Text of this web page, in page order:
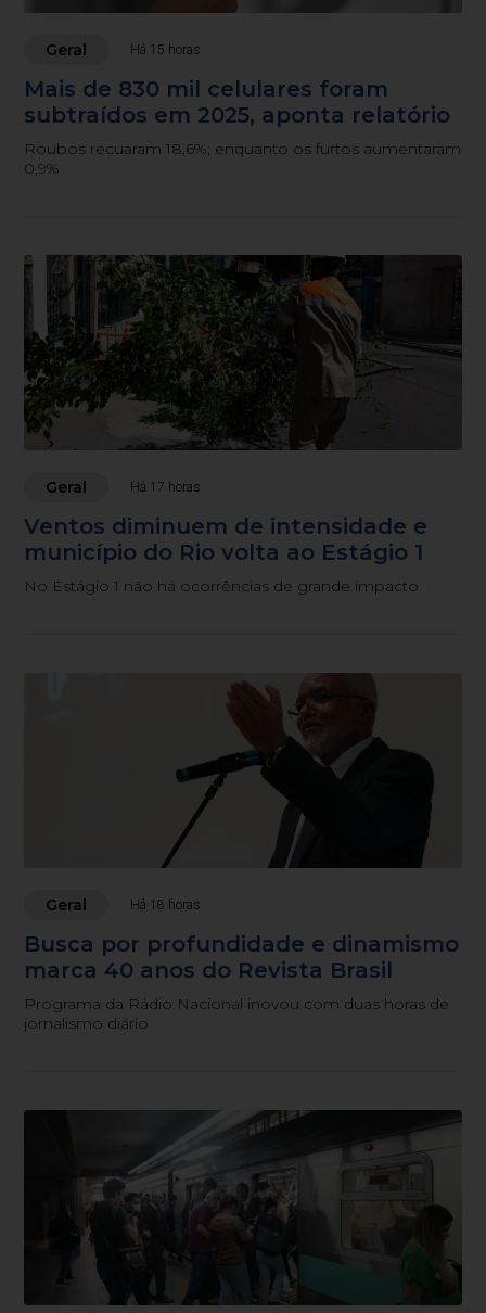
Geral Há 15 horas
Mais de 830 mil celulares foram
subtraídos em 2025, aponta relatório
Roubos recuaram 18,6%; enquanto os furtos aumentaram
0,9%
Geral Há 17 horas
Ventos diminuem de intensidade e
município do Rio volta ao Estágio 1
No Estágio 1 não há ocorrências de grande impacto
Geral Há 18 horas
Busca por profundidade e dinamismo
marca 40 anos do Revista Brasil
Programa da Rádio Nacional inovou com duas horas de
jornalismo diário